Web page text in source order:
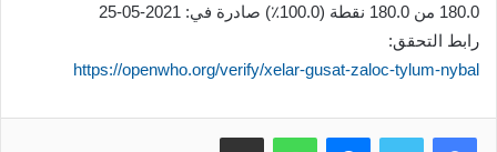
180.0 من 180.0 نقطة (100.0٪) صادرة في: 2021-05-25
رابط التحقق:
https://openwho.org/verify/xelar-gusat-zaloc-tylum-nybal
ماسنجر واتساب مشاركة عبر البريد